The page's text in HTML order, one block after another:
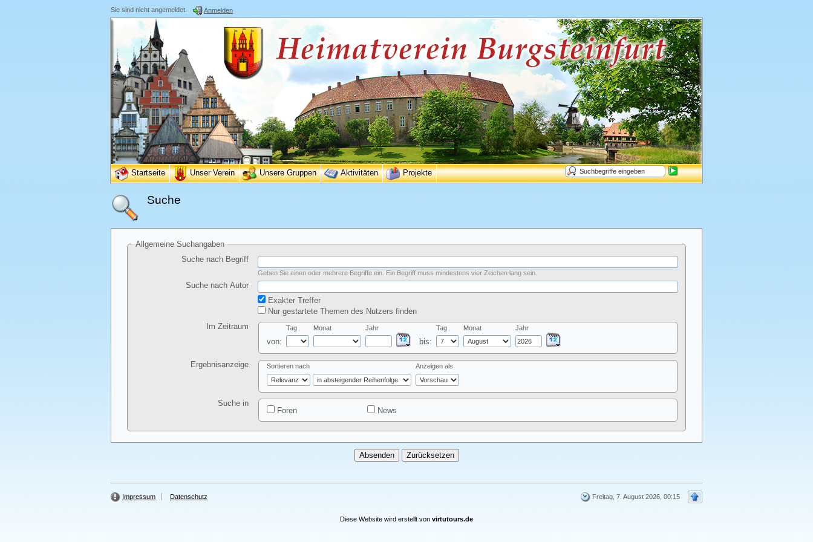
Sie sind nicht angemeldet. Anmelden
Startseite Unser Verein Unsere Gruppen Aktivitäten Projekte
Suche
Allgemeine Suchangaben
Suche nach Begriff
Geben Sie einen oder mehrere Begriffe ein. Ein Begriff muss mindestens vier Zeichen lang sein.
Suche nach Autor
Exakter Treffer
Nur gestartete Themen des Nutzers finden
Im Zeitraum
von:
Tag Monat Jahr
bis:
Tag Monat Jahr
Ergebnisanzeige Sortieren nach Anzeigen als
Suche in
Foren
News
Impressum Datenschutz Freitag, 7. August 2026, 00:15
Diese Website wird erstellt von virtutours.de